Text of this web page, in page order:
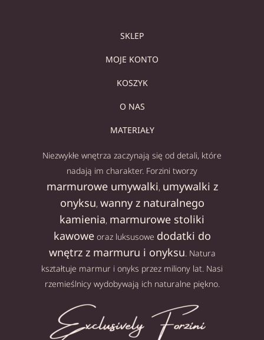
SKLEP
MOJE KONTO
KOSZYK
O NAS
MATERIAŁY
Niezwykłe wnętrza zaczynają się od detali, które
nadają im charakter. Forzini tworzy
marmurowe umywalki, umywalki z
onyksu, wanny z naturalnego
kamienia, marmurowe stoliki
kawoweoraz luksusowe dodatki do
wnętrz z marmuru i onyksu . Natura
kształtuje marmur i onyks przez miliony lat. Nasi
rzemieślnicy wydobywają ich naturalne piękno.